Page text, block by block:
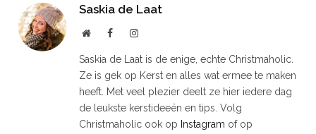
Saskia de Laat
WebsiteFacebookInstagram
Saskia de Laat is de enige, echte Christmaholic.
Ze is gek op Kerst en alles wat ermee te maken
heeft. Met veel plezier deelt ze hier iedere dag
de leukste kerstideeën en tips. Volg
Christmaholic ook op Instagram of op